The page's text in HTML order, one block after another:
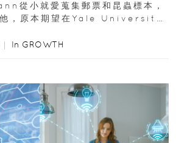
從小就愛蒐集郵票和昆蟲標本，
他，原本期望在Yale University
In GROWTH